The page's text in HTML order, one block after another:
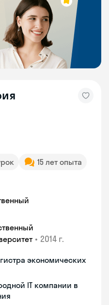
15 лет опыта
• 2014 г.
экономических
IT компании в